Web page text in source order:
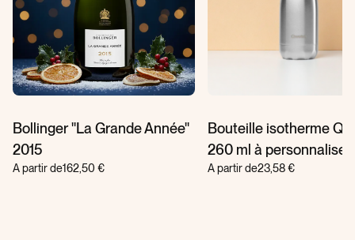
Bollinger ''La Grande Année''
2015
A partir de162,50 €
Bouteille isotherme
260 ml à personnaliser
A partir de23,58 €